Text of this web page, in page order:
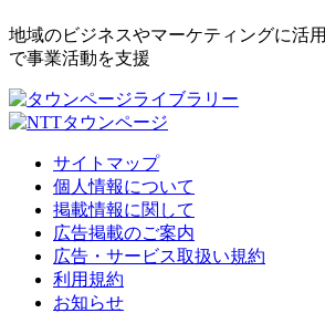
地域のビジネスやマーケティングに活
で事業活動を支援
サイトマップ
個人情報について
掲載情報に関して
広告掲載のご案内
広告・サービス取扱い規約
利用規約
お知らせ